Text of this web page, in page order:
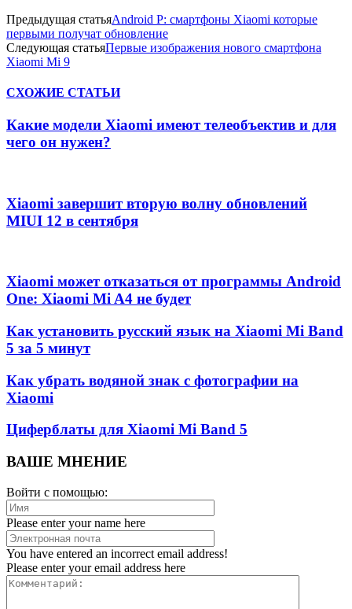
Предыдущая статьяAndroid P: смартфоны Xiaomi которые
первыми получат обновление
Следующая статьяПервые изображения нового смартфона
Xiaomi Mi 9
СХОЖИЕ СТАТЬИ
Какие модели Xiaomi имеют телеобъектив и для
чего он нужен?
Xiaomi завершит вторую волну обновлений
MIUI 12 в сентября
Xiaomi может отказаться от программы Android
One: Xiaomi Mi A4 не будет
Как установить русский язык на Xiaomi Mi Band
5 за 5 минут
Как убрать водяной знак с фотографии на
Xiaomi
Циферблаты для Xiaomi Mi Band 5
ВАШЕ МНЕНИЕ
Войти с помощью:
Please enter your name here
You have entered an incorrect email address!
Please enter your email address here